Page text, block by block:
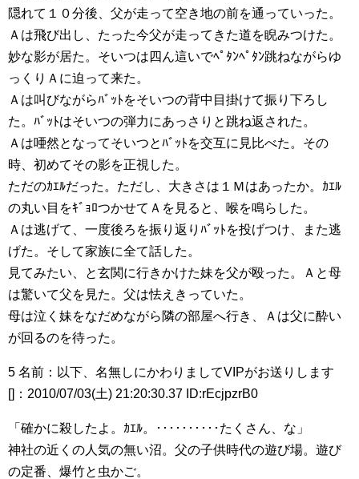
隠れて１０分後、父が走って空き地の前を通っていった。
Ａは飛び出し、たった今父が走ってきた道を睨みつけた。
妙な影が居た。そいつは四ん這いでﾍﾟﾀﾝﾍﾟﾀﾝ跳ねながらゆ
っくりＡに迫って来た。
Ａは叫びながらﾊﾞｯﾄをそいつの背中目掛けて振り下ろし
た。ﾊﾞｯﾄはそいつの弾力にあっさりと跳ね返された。
Ａは唖然となってそいつとﾊﾞｯﾄを交互に見比べた。その
時、初めてその影を正視した。
ただのｶｴﾙだった。ただし、大きさは１Ｍはあったか。ｶｴﾙ
の丸い目をｷﾞｮﾛつかせてＡを見ると、喉を鳴らした。
Ａは逃げて、一度後ろを振り返りﾊﾞｯﾄを投げつけ、また逃
げた。そして家族に全て話した。
見てみたい、と玄関に行きかけた妹を父が殴った。Ａと母
は驚いて父を見た。父は怯えきっていた。
母は泣く妹をなだめながら隣の部屋へ行き、Ａは父に酔い
が回るのを待った。
5 名前：以下、名無しにかわりましてVIPがお送りします
[]：2010/07/03(土) 21:20:30.37 ID:rEcjpzrB0
「確かに殺したよ。ｶｴﾙ。･･････････たくさん、な」
神社の近くの人気の無い沼。父の子供時代の遊び場。遊び
の定番、爆竹と虫かご。